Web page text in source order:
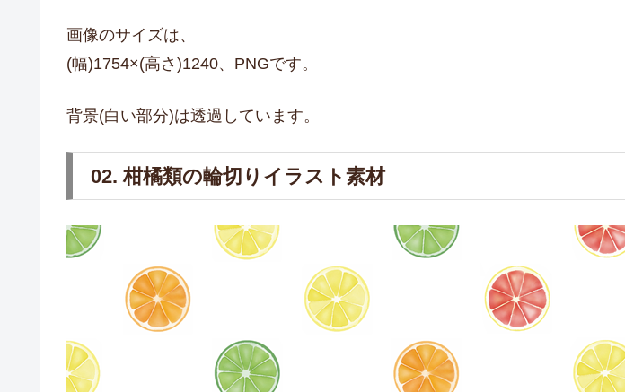
画像のサイズは、
(幅)1754×(高さ)1240、PNGです。
背景(白い部分)は透過しています。
02. 柑橘類の輪切りイラスト素材